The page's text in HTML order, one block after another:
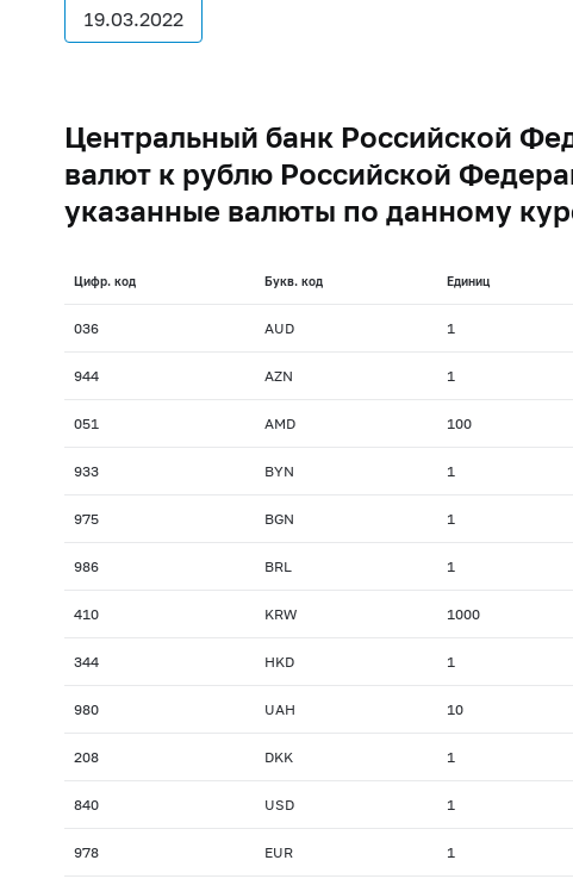
19.03.2022
Центральный банк Российской
валют к рублю Российской
указанные валюты по данному
Цифр. код Букв. код Единиц
036 AUD 1
944 AZN 1
051 AMD 100
933 BYN 1
975 BGN 1
986 BRL 1
410 KRW 1000
344 HKD 1
980 UAH 10
208 DKK 1
840 USD 1
978 EUR 1